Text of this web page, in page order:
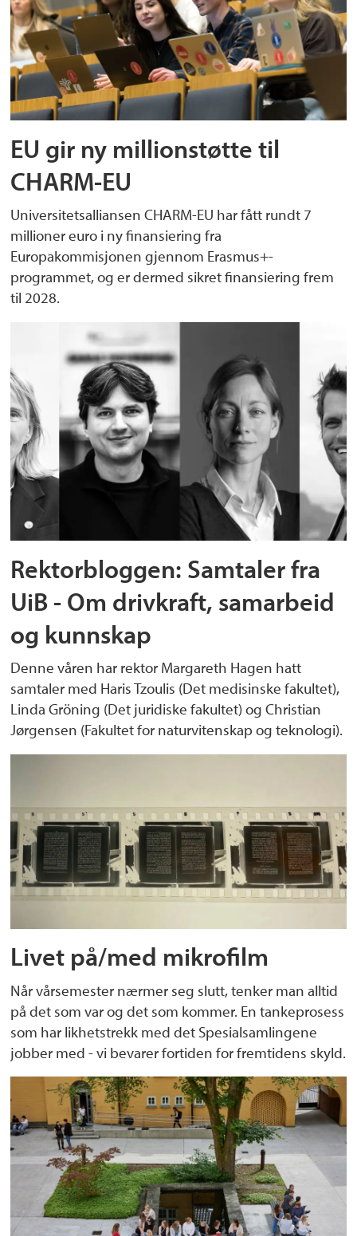
EU gir ny millionstøtte til
CHARM-EU
Universitetsalliansen CHARM-EU har fått rundt 7
millioner euro i ny finansiering fra
Europakommisjonen gjennom Erasmus+-
programmet, og er dermed sikret finansiering frem
til 2028.
Rektorbloggen: Samtaler fra
UiB - Om drivkraft, samarbeid
og kunnskap
Denne våren har rektor Margareth Hagen hatt
samtaler med Haris Tzoulis (Det medisinske fakultet),
Linda Gröning (Det juridiske fakultet) og Christian
Jørgensen (Fakultet for naturvitenskap og teknologi).
Livet på/med mikrofilm
Når vårsemester nærmer seg slutt, tenker man alltid
på det som var og det som kommer. En tankeprosess
som har likhetstrekk med det Spesialsamlingene
jobber med - vi bevarer fortiden for fremtidens skyld.